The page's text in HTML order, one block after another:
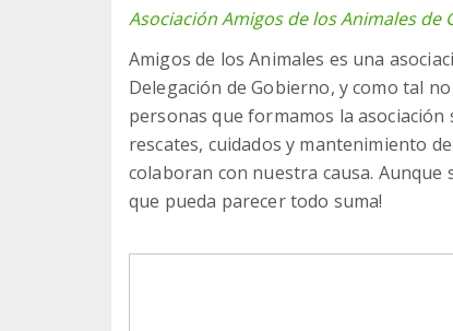
Asociación Amigos de los Animales de
Amigos de los Animales es una
Delegación de Gobierno, y como tal
personas que formamos la
rescates, cuidados y mantenimiento
colaboran con nuestra causa. Aunque
que pueda parecer todo suma!